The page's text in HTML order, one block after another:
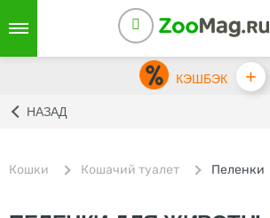
КЭШБЭК +
НАЗАД
Кошки Кошачий туалет Пеленки